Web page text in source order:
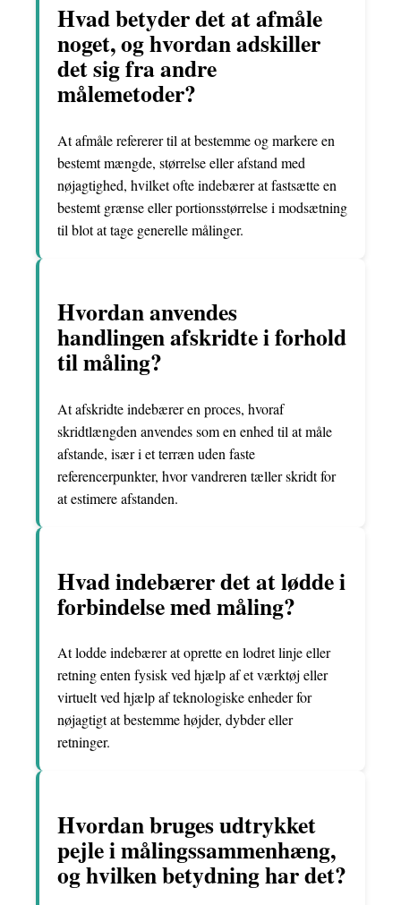
Hvad betyder det at afmåle
noget, og hvordan adskiller
det sig fra andre
målemetoder?
At afmåle refererer til at bestemme og markere en
bestemt mængde, størrelse eller afstand med
nøjagtighed, hvilket ofte indebærer at fastsætte en
bestemt grænse eller portionsstørrelse i modsætning
til blot at tage generelle målinger.
Hvordan anvendes
handlingen afskridte i forhold
til måling?
At afskridte indebærer en proces, hvoraf
skridtlængden anvendes som en enhed til at måle
afstande, især i et terræn uden faste
referencerpunkter, hvor vandreren tæller skridt for
at estimere afstanden.
Hvad indebærer det at lødde i
forbindelse med måling?
At lodde indebærer at oprette en lodret linje eller
retning enten fysisk ved hjælp af et værktøj eller
virtuelt ved hjælp af teknologiske enheder for
nøjagtigt at bestemme højder, dybder eller
retninger.
Hvordan bruges udtrykket
pejle i målingssammenhæng,
og hvilken betydning har det?